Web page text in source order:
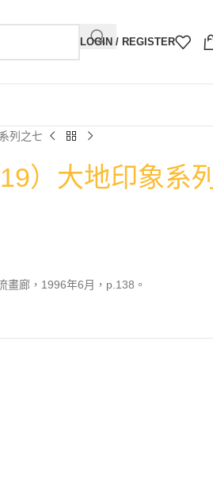
LOGIN / REGISTER
列之七
）大地印象系
畫廊，1996年6月，p.138。